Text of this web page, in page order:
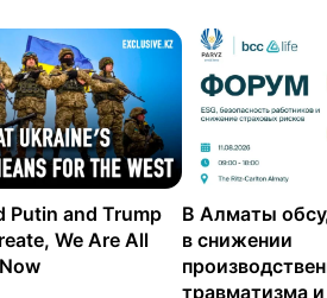
Putin and Trump
We Are All
В Алматы
в снижении
травматизма